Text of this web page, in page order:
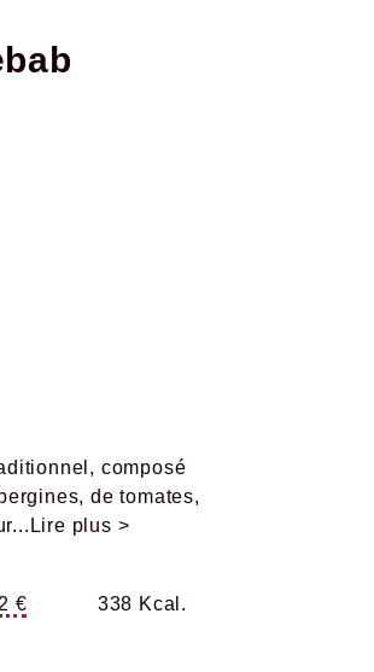
composé
de tomates,
...Lire plus >
€ 338 Kcal.